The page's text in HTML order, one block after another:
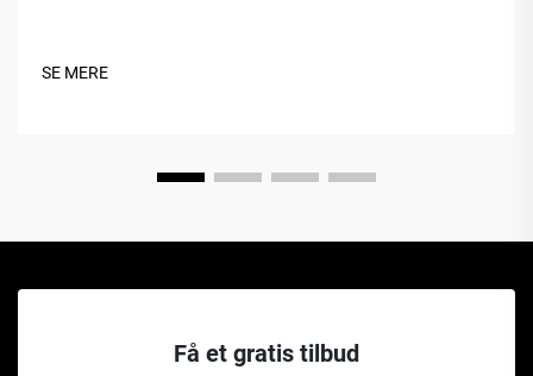
SE MERE
Få et gratis tilbud